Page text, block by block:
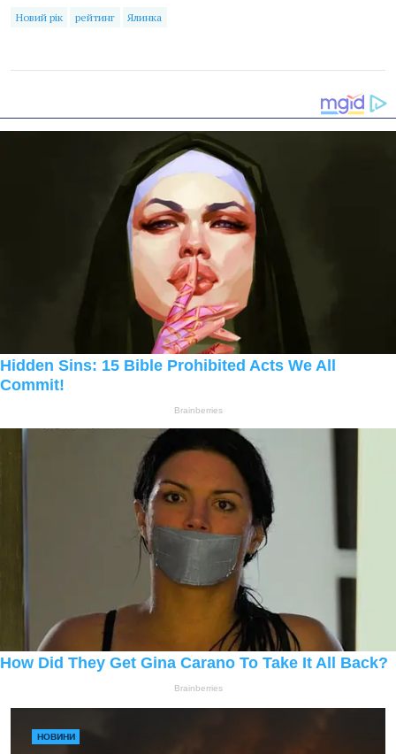
Новий рік рейтинг Ялинка
НОВИНИ